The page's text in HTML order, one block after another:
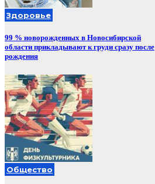
Здоровье
99 % новорожденных в Новосибирской
области прикладывают к груди сразу после
рождения
Общество